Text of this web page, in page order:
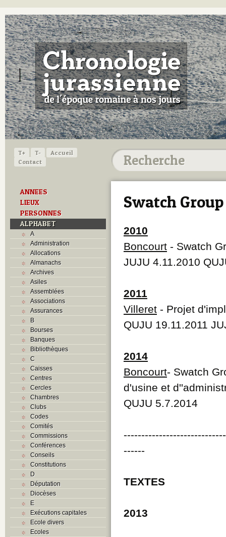
T+ T-
Accueil
Contact
ANNEES
LIEUX
PERSONNES
ALPHABET
A
Administration
Allocations
Almanachs
Archives
Asiles
Assemblées
Associations
Assurances
B
Bourses
Banques
Bibliothèques
C
Caisses
Centres
Cercles
Chambres
Clubs
Codes
Comités
Commissions
Conférences
Conseils
Constitutions
D
Députation
Diocèses
E
Exécutions capitales
Ecole divers
Ecoles
Swatch Group
2010
Boncourt - Swatch
JUJU 4.11.2010
2011
Villeret - Projet
QUJU 19.11.2011
2014
Boncourt- Swatch
d'usine et
QUJU 5.7.2014
------
TEXTES
2013